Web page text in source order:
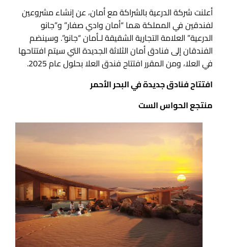
أعلنت شركة الدرعية بالشراكة مع أمان، عن إنشاء مشروعين
لفندقين في المملكة هما “أمان وادي صفار” و”جانو
الدرعية” العلامة التجارية الشقيقة لـأمان “جانو”. وسينضم
الفندقان إلى فنادق أمان الثلاثة الجديدة التي سيتم افتتاحها
في العلا، ومن المقرر افتتاح فندق العلا بحلول عام 2025.
افتتاح فنادق جديدة في البحر الأحمر
منتجع الحواس الست